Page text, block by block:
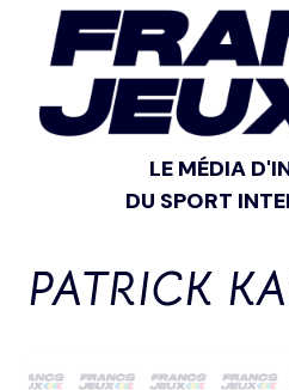
LE MÉDIA
DU SPORT
PATRICK